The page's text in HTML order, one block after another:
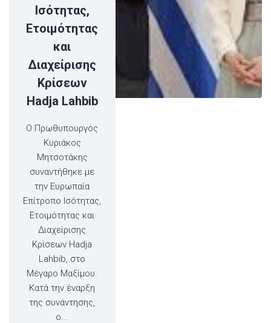
Ισότητας,
Ετοιμότητας
και
Διαχείρισης
Κρίσεων
Hadja Lahbib
Ο Πρωθυπουργός
Κυριάκος
Μητσοτάκης
συναντήθηκε με
την Ευρωπαία
Επίτροπο Ισότητας,
Ετοιμότητας και
Διαχείρισης
Κρίσεων Hadja
Lahbib, στο
Μέγαρο Μαξίμου.
Κατά την έναρξη
της συνάντησης,
ο...